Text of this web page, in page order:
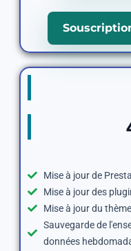
Mise à jour de
Mise à jour des
Mise à jour du
Sauvegarde de
données